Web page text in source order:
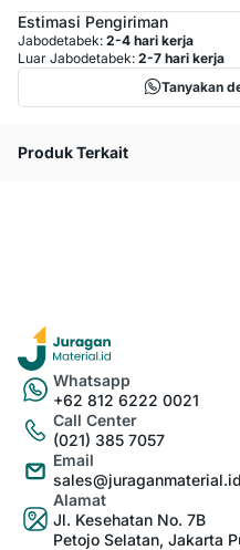
Estimasi Pengiriman
Jabodetabek: 2-4 hari kerja
Luar Jabodetabek: 2-7 hari kerja
Tanyakan
Produk Terkait
Whatsapp
+62 812 6222 0021
Call Center
(021) 385 7057
Email
sales@juraganmaterial.id
Alamat
Jl. Kesehatan No. 7B
Petojo Selatan, Jakarta